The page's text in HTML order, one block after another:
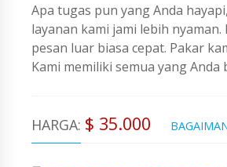
Apa tugas pun yang Anda
layanan kami jami lebih
pesan luar biasa cepat. Pakar
Kami memiliki semua yang
HARGA: $ 35.000